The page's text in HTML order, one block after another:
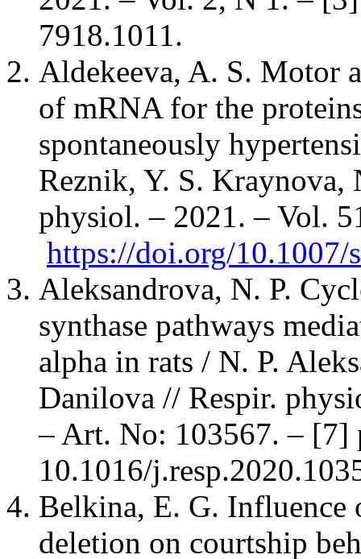
7918.1011.
Aldekeeva, A. S. Motor
of mRNA for the
spontaneously
Reznik, Y. S. Kraynova,
physiol. – 2021. – Vol.
https://doi.org/10.1007/
Aleksandrova, N. P.
synthase pathways
alpha in rats / N. P.
Danilova // Respir.
– Art. No: 103567. – [7]
10.1016/
Belkina, E. G. Influence
deletion on courtship